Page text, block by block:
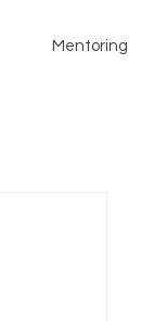
Mentoring